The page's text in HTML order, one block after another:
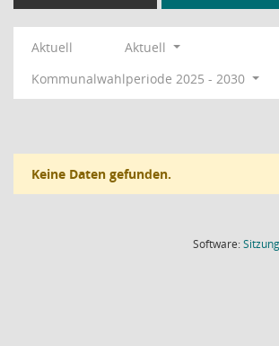
Aktuell
Aktuell
Kommunalwahlperiode 2025 - 2030
Keine Daten gefunden.
Software: